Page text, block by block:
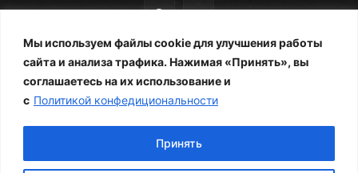
Мы используем файлы cookie для улучшения работы
сайта и анализа трафика. Нажимая «Принять», вы
соглашаетесь на их использование и
с Политикой конфедициональности
Принять
© Новости Саратова 2014-2025